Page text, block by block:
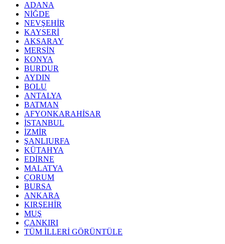
ADANA
NİĞDE
NEVŞEHİR
KAYSERİ
AKSARAY
MERSİN
KONYA
BURDUR
AYDIN
BOLU
ANTALYA
BATMAN
AFYONKARAHİSAR
İSTANBUL
İZMİR
ŞANLIURFA
KÜTAHYA
EDİRNE
MALATYA
ÇORUM
BURSA
ANKARA
KIRŞEHİR
MUŞ
ÇANKIRI
TÜM İLLERİ GÖRÜNTÜLE